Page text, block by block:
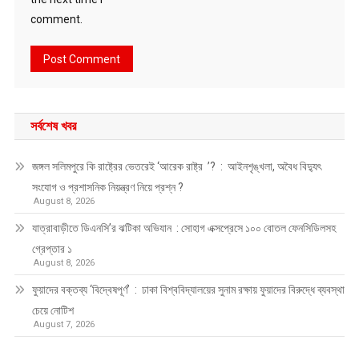
comment.
সর্বশেষ খবর
জঙ্গল সলিমপুরে কি রাষ্ট্রের ভেতরেই ‘আরেক রাষ্ট্র ’? : আইনশৃঙ্খলা, অবৈধ বিদ্যুৎ
সংযোগ ও প্রশাসনিক নিয়ন্ত্রণ নিয়ে প্রশ্ন ?
August 8, 2026
যাত্রাবাড়ীতে ডিএনসি’র ঝটিকা অভিযান : সোহাগ এক্সপ্রেসে ১০০ বোতল ফেনসিডিলসহ
গ্রেপ্তার ১
August 8, 2026
ফুয়াদের বক্তব্য ‘বিদ্বেষপূর্ণ’ : ঢাকা বিশ্ববিদ্যালয়ের সুনাম রক্ষায় ফুয়াদের বিরুদ্ধে ব্যবস্থা
চেয়ে নোটিশ
August 7, 2026